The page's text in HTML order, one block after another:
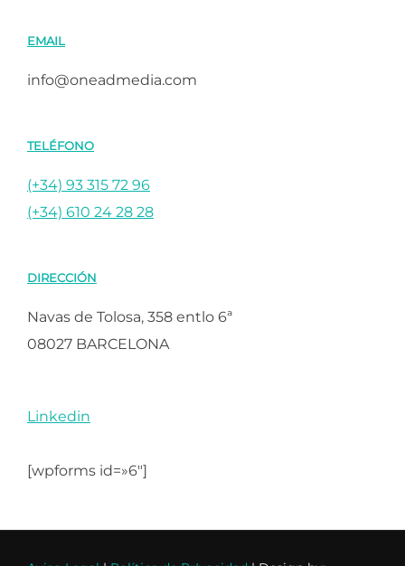
EMAIL
info@oneadmedia.com
TELÉFONO
(+34) 93 315 72 96
(+34) 610 24 28 28
DIRECCIÓN
Navas de Tolosa, 358 entlo 6ª
08027 BARCELONA
Linkedin
[wpforms id=»6″]